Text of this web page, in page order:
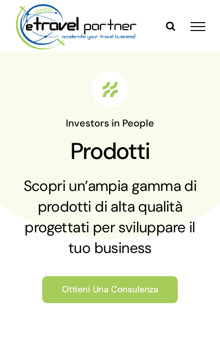
content
Investors in People
Prodotti
Scopri un’ampia gamma di
prodotti di alta qualità
progettati per sviluppare il
tuo business
Ottieni Una Consulenza